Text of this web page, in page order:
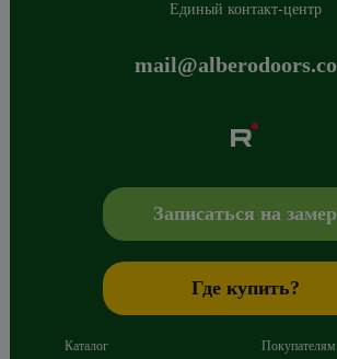
Единый контакт-центр
+7 800 765 43 42,mail@alberodoors.com
Записаться на замер
Где купить?
Каталог Покупателям